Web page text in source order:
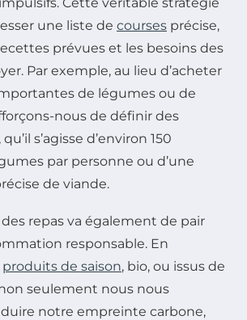
une liste de courses précise,
prévues et les besoins des
Par exemple, au lieu d’acheter
de légumes ou de
nous de définir des
s’agisse d’environ 150
par personne ou d’une
de viande.
repas va également de pair
responsable. En
produits de saison, bio, ou issus de
seulement nous nous
notre empreinte carbone,